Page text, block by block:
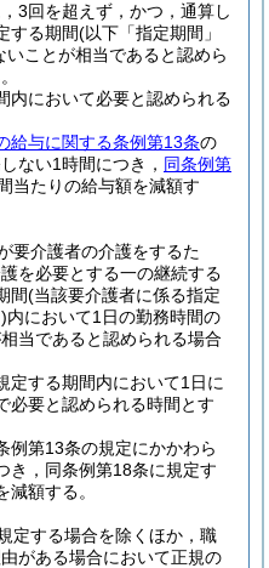
3回を超えず，かつ，通算し
する期間(以下「指定期間」
いことが相当であると認めら
内において必要と認められる
給与に関する条例第13条の
ない1時間につき， 同条例第
当たりの給与額を減額す
要介護者の介護をするた
を必要とする一の継続する
間(当該要介護者に係る指定
内において1日の勤務時間の
当であると認められる場合
定する期間内において1日に
必要と認められる時間とす
例第13条の規定にかかわら
き，同条例第18条に規定す
額する。
定する場合を除くほか，職
がある場合において正規の